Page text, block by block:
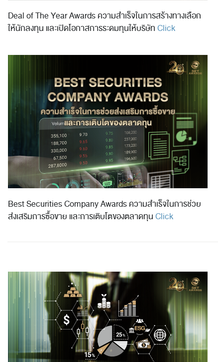
Deal of The Year Awards ความสำเร็จในการสร้างทางเลือก
ให้นักลงทุน และเปิดโอกาสการระดมทุนให้บริษัทClick
Best Securities Company Awards ความสำเร็จในการช่วย
ส่งเสริมการซื้อขาย และการเติบโตของตลาดทุนClick